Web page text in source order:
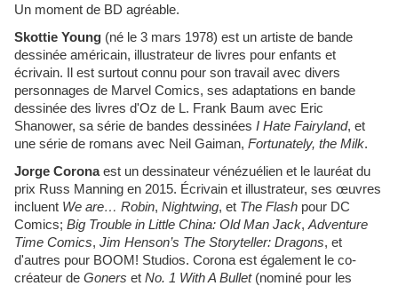
Un moment de BD agréable.
Skottie Young (né le 3 mars 1978) est un artiste de bande
dessinée américain, illustrateur de livres pour enfants et
écrivain. Il est surtout connu pour son travail avec divers
personnages de Marvel Comics, ses adaptations en bande
dessinée des livres d'Oz de L. Frank Baum avec Eric
Shanower, sa série de bandes dessinées I Hate Fairyland, et
une série de romans avec Neil Gaiman, Fortunately, the Milk.
Jorge Coronaest un dessinateur vénézuélien et le lauréat du
prix Russ Manning en 2015. Écrivain et illustrateur, ses œuvres
incluent We are… Robin, Nightwing, et The Flash pour DC
Comics; Big Trouble in Little China: Old Man Jack, Adventure
Time Comics, Jim Henson’s The Storyteller: Dragons, et
d'autres pour BOOM! Studios. Corona est également le co-
créateur de Goners et No. 1 With A Bullet(nominé pour les